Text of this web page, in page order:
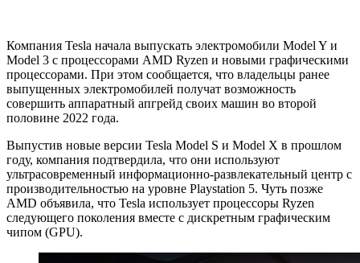
Компания Tesla начала выпускать электромобили Model Y и
Model 3 с процессорами AMD Ryzen и новыми графическими
процессорами. При этом сообщается, что владельцы ранее
выпущенных электромобилей получат возможность
совершить аппаратный апгрейд своих машин во второй
половине 2022 года.
Выпустив новые версии Tesla Model S и Model X в прошлом
году, компания подтвердила, что они используют
ультрасовременный информационно-развлекательный центр с
производительностью на уровне Playstation 5. Чуть позже
AMD объявила, что Tesla использует процессоры Ryzen
следующего поколения вместе с дискретным графическим
чипом (GPU).